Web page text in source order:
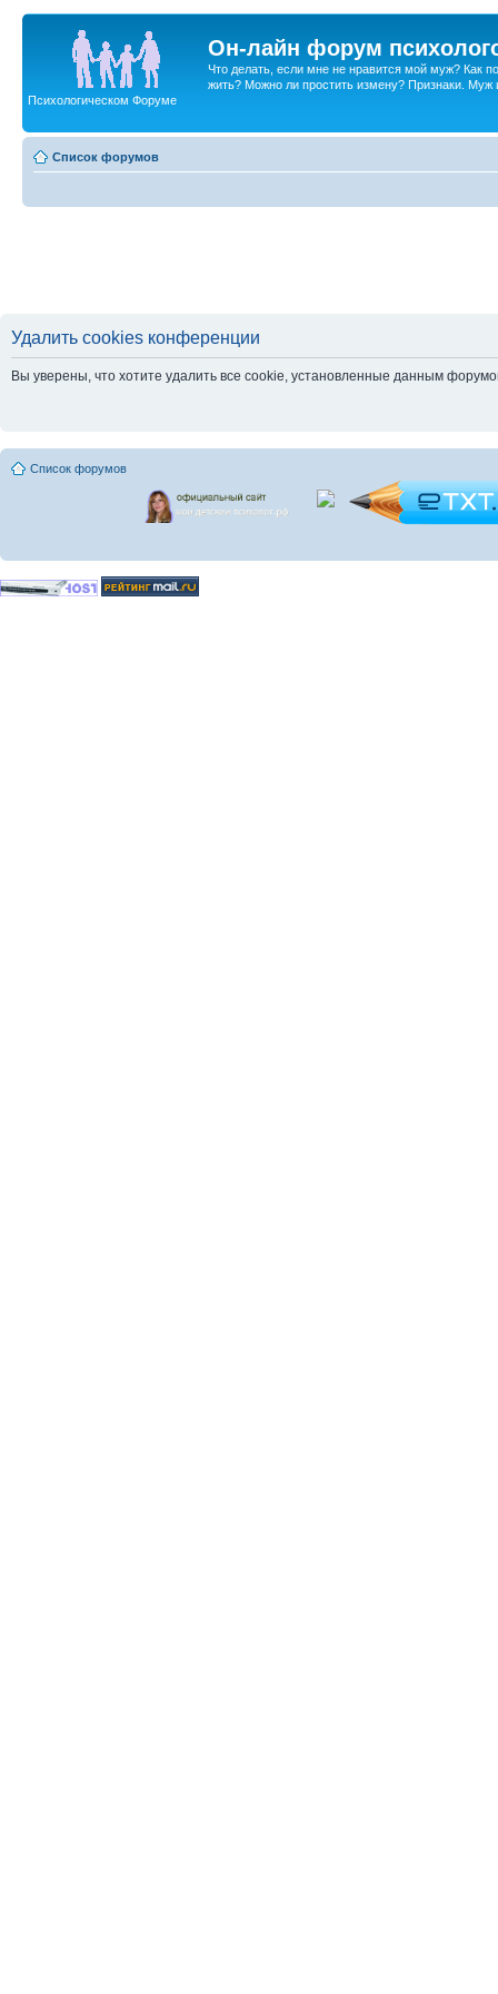
Он-лайн форум
Что делать, если мне не нравится мой муж? Как
жить? Можно ли простить измену? Признаки. Муж
Психологическом Форуме
Список форумов
Удалить cookies конференции
Вы уверены, что хотите удалить все cookie, установленные данным
Список форумов